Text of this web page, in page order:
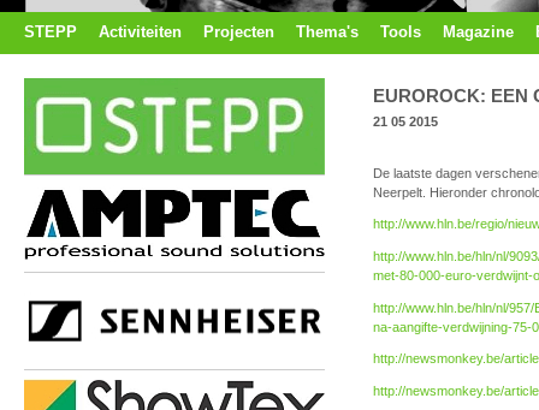
STEPP Activiteiten Projecten Thema's Tools Magazine
EUROROCK: EEN
21 05 2015
De laatste dagen
Neerpelt. Hieronder
http://www.hln.be/regio/
http://www.hln.be/hln/nl/
met-80-000-euro-verdwijnt-
http://www.hln.be/hln/nl/
na-aangifte-verdwijning-75-
http://newsmonkey.be/
http://newsmonkey.be/